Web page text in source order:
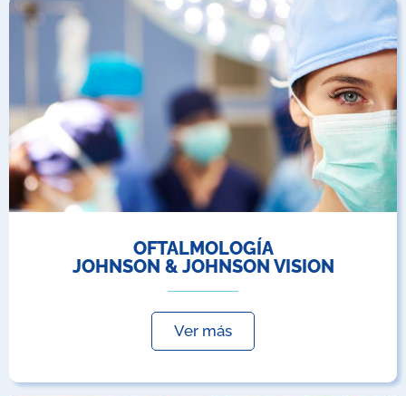
OFTALMOLOGÍA
JOHNSON & JOHNSON VISION
Ver más